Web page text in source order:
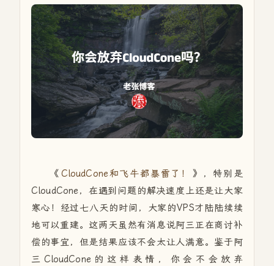
《 CloudCone和飞牛都暴雷了！
》，特别是
CloudCone，在遇到问题的解决速度上还是让大家
寒心！经过七八天的时间，大家的VPS才陆陆续续
地可以重建。这两天虽然有消息说阿三正在商讨补
偿的事宜，但是结果应该不会太让人满意。鉴于阿
三CloudCone的这样表情，你会不会放弃